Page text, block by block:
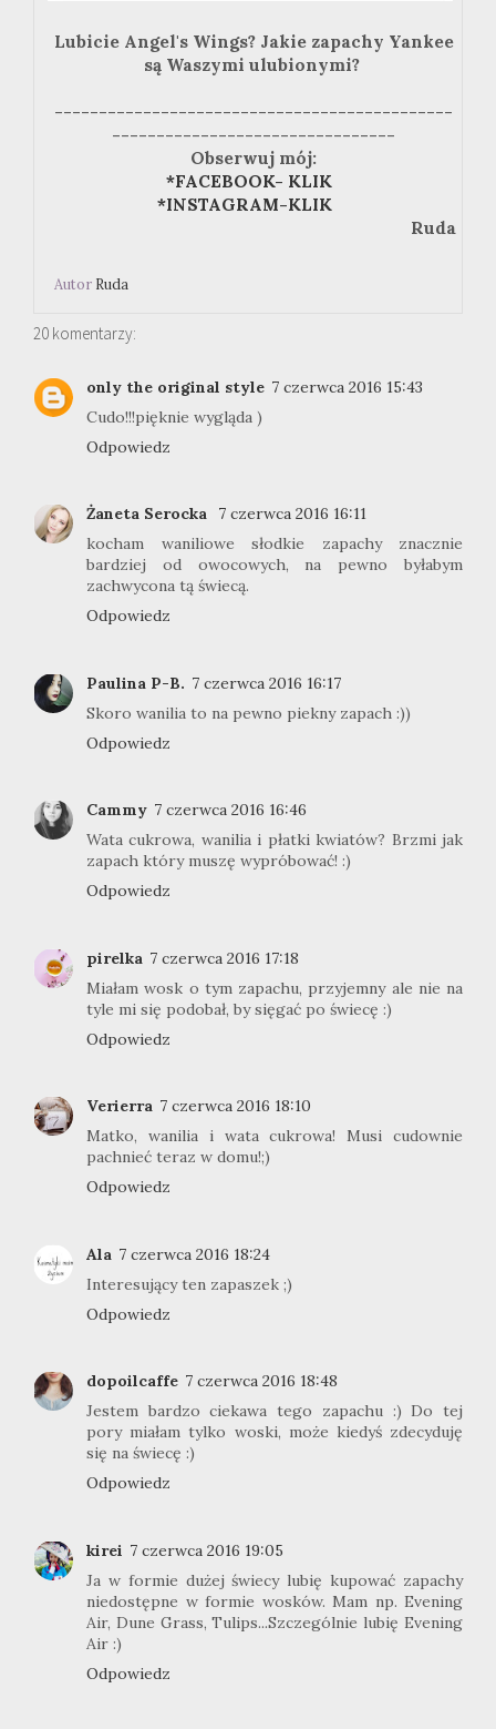
Lubicie Angel's Wings? Jakie zapachy Yankee
są Waszymi ulubionymi?
---------------------------------------------
--------------------------------
Obserwuj mój:
*FACEBOOK- KLIK
*INSTAGRAM-KLIK
Ruda
Autor Ruda
20 komentarzy:
only the original style 7 czerwca 2016 15:43
Cudo!!!pięknie wygląda )
Odpowiedz
Żaneta Serocka
7 czerwca 2016 16:11
kocham waniliowe słodkie zapachy znacznie
bardziej od owocowych, na pewno byłabym
zachwycona tą świecą.
Odpowiedz
Paulina P-B. 7 czerwca 2016 16:17
Skoro wanilia to na pewno piekny zapach :))
Odpowiedz
Cammy 7 czerwca 2016 16:46
Wata cukrowa, wanilia i płatki kwiatów? Brzmi jak
zapach który muszę wypróbować! :)
Odpowiedz
pirelka 7 czerwca 2016 17:18
Miałam wosk o tym zapachu, przyjemny ale nie na
tyle mi się podobał, by sięgać po świecę :)
Odpowiedz
Verierra 7 czerwca 2016 18:10
Matko, wanilia i wata cukrowa! Musi cudownie
pachnieć teraz w domu!;)
Odpowiedz
Ala 7 czerwca 2016 18:24
Interesujący ten zapaszek ;)
Odpowiedz
dopoilcaffe 7 czerwca 2016 18:48
Jestem bardzo ciekawa tego zapachu :) Do tej
pory miałam tylko woski, może kiedyś zdecyduję
się na świecę :)
Odpowiedz
kirei 7 czerwca 2016 19:05
Ja w formie dużej świecy lubię kupować zapachy
niedostępne w formie wosków. Mam np. Evening
Air, Dune Grass, Tulips...Szczególnie lubię Evening
Air :)
Odpowiedz